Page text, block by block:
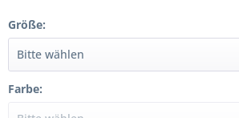
Größe:
Farbe: